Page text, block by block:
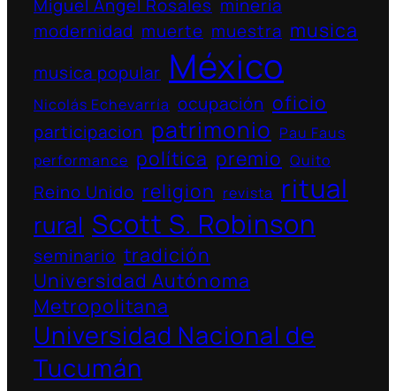
Miguel Ángel Rosales minería
modernidad muerte muestra musica
musica popular México
Nicolás Echevarría ocupación oficio
participacion patrimonio Pau Faus
performance política premio Quito
Reino Unido religion revista ritual
rural Scott S. Robinson
seminario tradición
Universidad Autónoma
Metropolitana
Universidad Nacional de
Tucumán